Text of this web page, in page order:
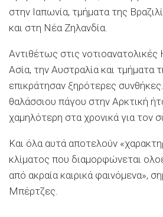
στην Ιαπωνία, τμήματα της
και στη Νέα Ζηλανδία.
Αντιθέτως στις
Ασία, την Αυστραλία και τμήματα
επικράτησαν ξηρότερες
θαλάσσιου πάγου στην Αρκτική
χαμηλότερη στα χρονικά για τον
Και όλα αυτά αποτελούν
κλίματος που διαμορφώνεται
από ακραία καιρικά φαινόμενα»,
Μπέρτζες.